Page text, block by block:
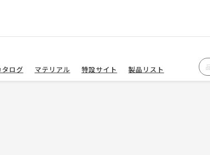
タログ マテリアル 特設サイト 製品リスト